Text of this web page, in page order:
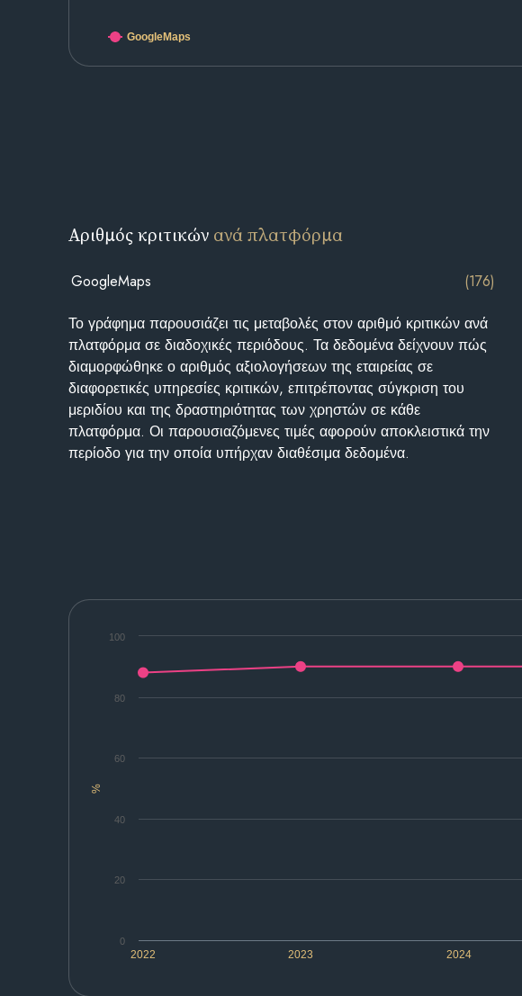
GoogleMaps
Αριθμός κριτικών ανά πλατφόρμα
GoogleMaps (176)
Το γράφημα παρουσιάζει τις μεταβολές στον αριθμό κριτικών ανά
πλατφόρμα σε διαδοχικές περιόδους. Τα δεδομένα δείχνουν πώς
διαμορφώθηκε ο αριθμός αξιολογήσεων της εταιρείας σε
διαφορετικές υπηρεσίες κριτικών, επιτρέποντας σύγκριση του
μεριδίου και της δραστηριότητας των χρηστών σε κάθε
πλατφόρμα. Οι παρουσιαζόμενες τιμές αφορούν αποκλειστικά την
περίοδο για την οποία υπήρχαν διαθέσιμα δεδομένα.
%
2022 2023 2024
0
20
40
60
80
100